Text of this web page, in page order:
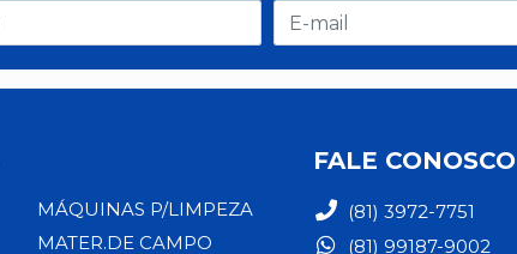
MÁQUINAS P/LIMPEZA
MATER.DE CAMPO
FALE CONOSCO
(81) 3972-7751
(81) 99187-9002